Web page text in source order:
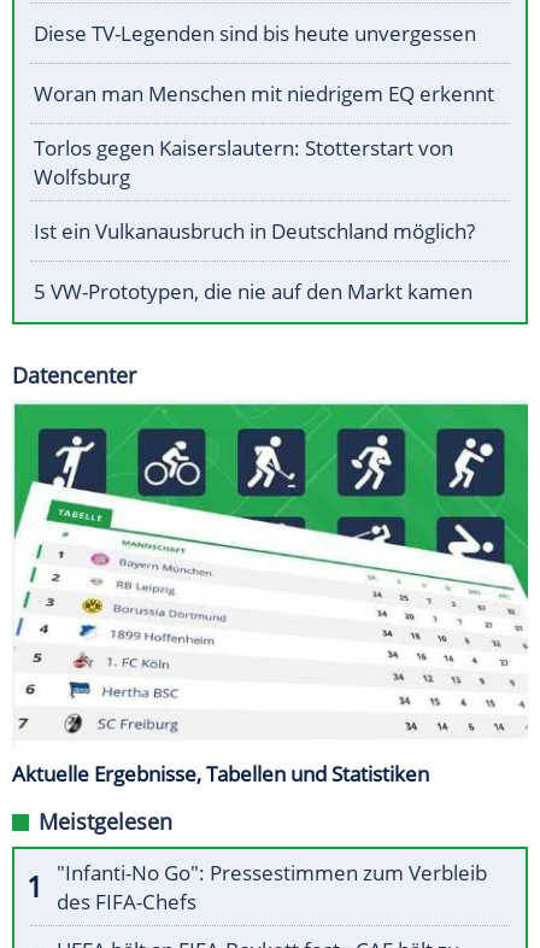
Diese TV-Legenden sind bis heute unvergessen
Woran man Menschen mit niedrigem EQ erkennt
Torlos gegen Kaiserslautern: Stotterstart von
Wolfsburg
Ist ein Vulkanausbruch in Deutschland möglich?
5 VW-Prototypen, die nie auf den Markt kamen
Datencenter
Aktuelle Ergebnisse, Tabellen und Statistiken
Meistgelesen
"Infanti-No Go": Pressestimmen zum Verbleib
des FIFA-Chefs